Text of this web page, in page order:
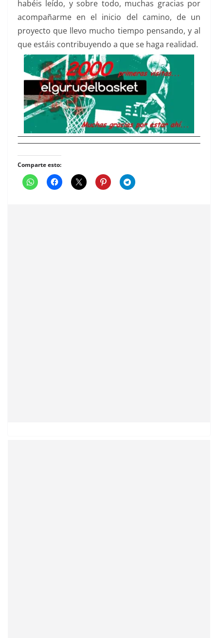
habéis leído, y sobre todo, muchas gracias por
acompañarme en el inicio del camino, de un
proyecto que llevo mucho tiempo pensando, y al
que estáis contribuyendo a que se haga realidad.
Comparte esto: